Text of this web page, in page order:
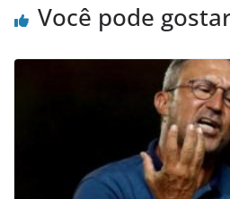
Você pode